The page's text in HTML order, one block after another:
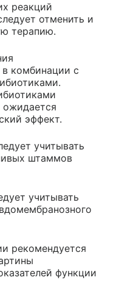
реакций
отменить и
терапию.
комбинации с
ожидается
эффект.
учитывать
штаммов
учитывать
рекомендуется
функции